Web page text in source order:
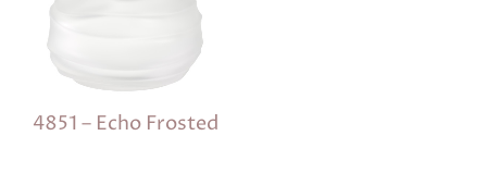
4851 – Echo Frosted